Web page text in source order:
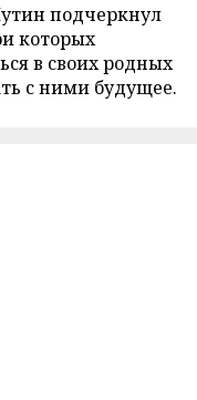
подчеркнул
которых
в своих родных
с ними будущее.